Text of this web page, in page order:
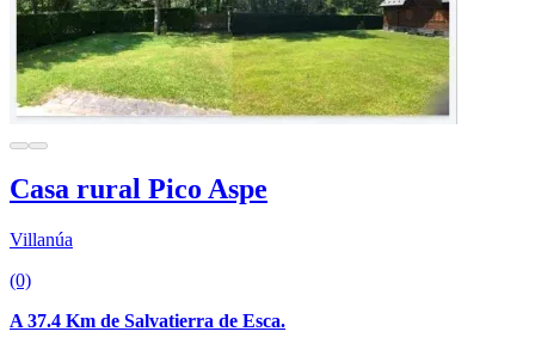
Casa rural Pico Aspe
Villanúa
(0)
A 37.4 Km de Salvatierra de Esca.